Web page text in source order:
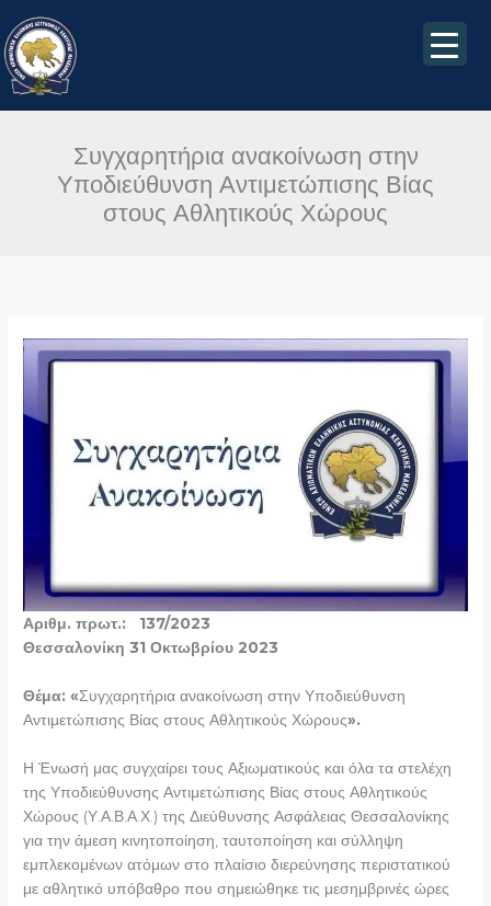
στο
περιεχόμενο
Συγχαρητήρια ανακοίνωση στην
Υποδιεύθυνση Αντιμετώπισης Βίας
στους Αθλητικούς Χώρους
Αριθμ. πρωτ.: 137/2023
Θεσσαλονίκη 31 Οκτωβρίου 2023
Θέμα: «Συγχαρητήρια ανακοίνωση στην Υποδιεύθυνση
Αντιμετώπισης Βίας στους Αθλητικούς Χώρους».
Η Ένωσή μας συγχαίρει τους Αξιωματικούς και όλα τα στελέχη
της Υποδιεύθυνσης Αντιμετώπισης Βίας στους Αθλητικούς
Χώρους (Υ.Α.Β.Α.Χ.) της Διεύθυνσης Ασφάλειας Θεσσαλονίκης
για την άμεση κινητοποίηση, ταυτοποίηση και σύλληψη
εμπλεκομένων ατόμων στο πλαίσιο διερεύνησης περιστατικού
με αθλητικό υπόβαθρο που σημειώθηκε τις μεσημβρινές ώρες